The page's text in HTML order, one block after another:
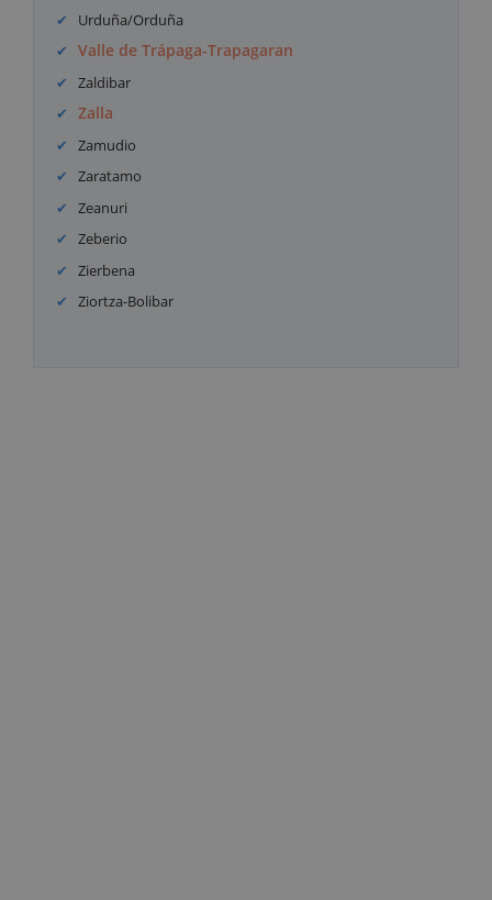
Urduña/Orduña
Valle de Trápaga-Trapagaran
Zaldibar
Zalla
Zamudio
Zaratamo
Zeanuri
Zeberio
Zierbena
Ziortza-Bolibar